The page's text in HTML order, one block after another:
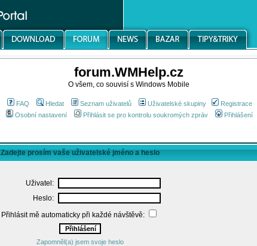
forum.WMHelp.cz
O všem, co souvisí s Windows Mobile
FAQ Hledat Seznam uživatelů Uživatelské skupiny
Registrace
Osobní nastavení
Přihlásit se pro kontrolu soukromých zpráv Přihlášení
Zadejte prosím vaše uživatelské jméno a heslo
Uživatel:
Heslo:
Přihlásit mě automaticky při každé návštěvě:
Zapomněl(a) jsem svoje heslo